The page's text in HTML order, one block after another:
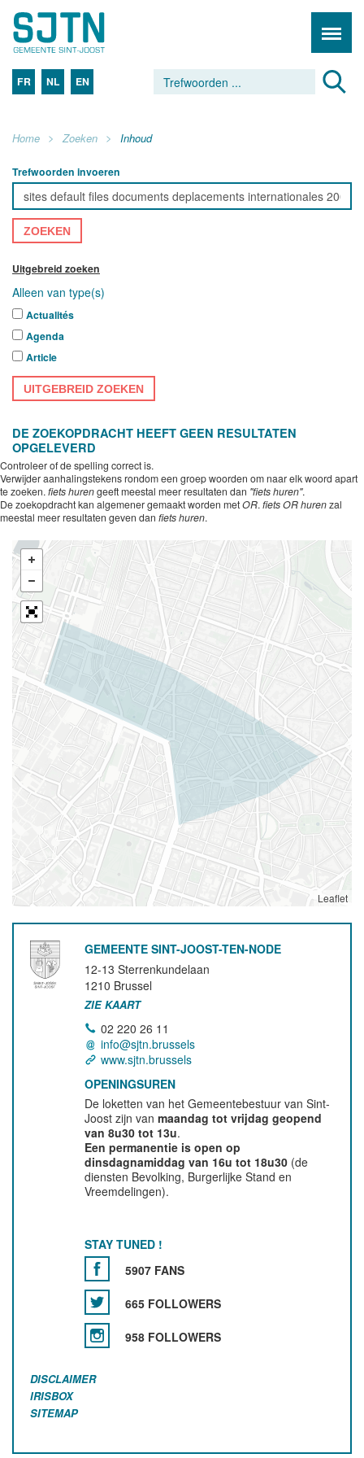
FR NL EN
Home Zoeken Inhoud
Trefwoorden invoeren
ZOEKEN
Uitgebreid zoeken
Alleen van type(s)
Actualités
Agenda
Article
UITGEBREID ZOEKEN
DE ZOEKOPDRACHT HEEFT GEEN RESULTATEN
OPGELEVERD
Controleer of de spelling correct is.
Verwijder aanhalingstekens rondom een groep woorden om naar elk woord apart
te zoeken. fiets hurengeeft meestal meer resultaten dan "fiets huren".
De zoekopdracht kan algemener gemaakt worden metOR. fiets OR hurenzal
meestal meer resultaten geven dan fiets huren.
Leaflet
GEMEENTE SINT-JOOST-TEN-NODE
12-13 Sterrenkundelaan
1210 Brussel
ZIE KAART
02 220 26 11
info@sjtn.brussels
www.sjtn.brussels
OPENINGSUREN
De loketten van het Gemeentebestuur van Sint-
Joost zijn vanmaandag tot vrijdag geopend
van 8u30 tot 13u.
Een permanentie is open op
dinsdagnamiddag van 16u tot 18u30 (de
diensten Bevolking, Burgerlijke Stand en
Vreemdelingen).
STAY TUNED !
5907 FANS
665 FOLLOWERS
958 FOLLOWERS
DISCLAIMER
IRISBOX
SITEMAP